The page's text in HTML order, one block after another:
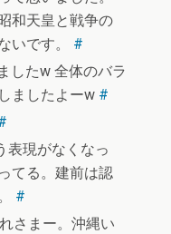
和天皇と戦争の
いです。 #
したw 全体のバラ
ましたよーw #
表現がなくなっ
てる。建前は認
#
さまー。沖縄い